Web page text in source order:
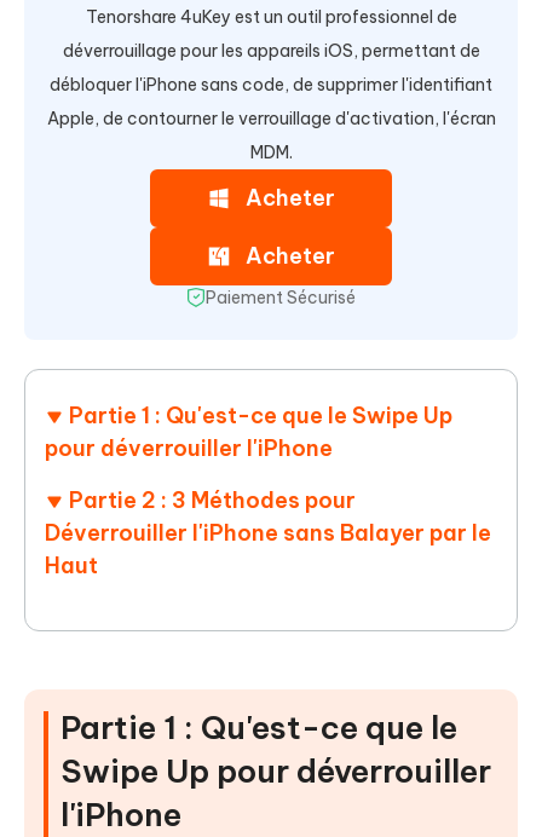
Tenorshare 4uKey est un outil professionnel de
déverrouillage pour les appareils iOS, permettant de
débloquer l'iPhone sans code, de supprimer l'identifiant
Apple, de contourner le verrouillage d'activation, l'écran
MDM.
Acheter
Acheter
Paiement Sécurisé
Partie 1 : Qu'est-ce que le Swipe Up
pour déverrouiller l'iPhone
Partie 2 : 3 Méthodes pour
Déverrouiller l'iPhone sans Balayer par le
Haut
Partie 1 : Qu'est-ce que le
Swipe Up pour déverrouiller
l'iPhone